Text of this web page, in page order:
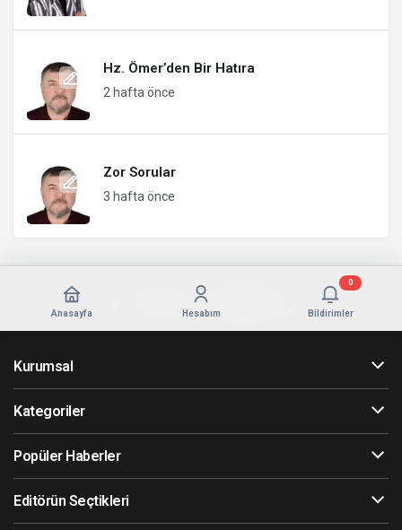
Hz. Ömer’den Bir Hatıra
2 hafta önce
Zor Sorular
3 hafta önce
Anasayfa Hesabım Bildirimler
0
Kurumsal
Kategoriler
Popüler Haberler
Editörün Seçtikleri